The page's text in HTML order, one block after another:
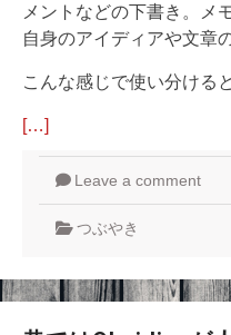
メントなどの下書き。メ
自身のアイディアや文章
こんな感じで使い分ける
[…]
Leave a comment
つぶやき